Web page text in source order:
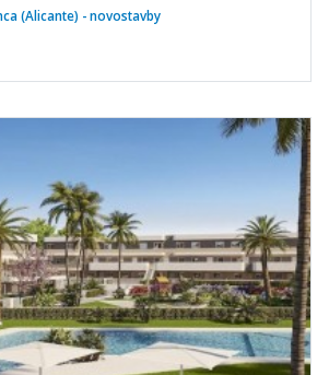
(Alicante) - novostavby